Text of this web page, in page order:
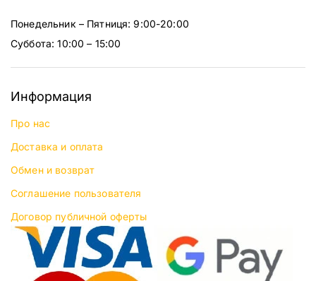
Понедельник – Пятниця: 9:00-20:00
Суббота: 10:00 – 15:00
Информация
Про нас
Доставка и оплата
Обмен и возврат
Соглашение пользователя
Договор публичной оферты